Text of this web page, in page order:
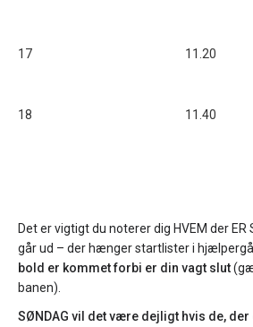
17 11.20
18 11.40
Det er vigtigt du noterer dig HVEM der ER
går ud – der hænger startlister i
bold er kommet forbi er din vagt slut
banen).
SØNDAG vil det være dejligt hvis de,